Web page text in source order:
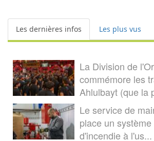
Les dernières infos Les plus vus
La Division de
commémore les
Ahlulbayt (que la
Le service de
place un
d'incendie à l'us...